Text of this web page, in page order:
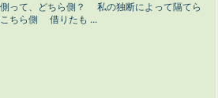
って、どちら側？ 私の独断によって隔てら
ちら側 借りたも ...